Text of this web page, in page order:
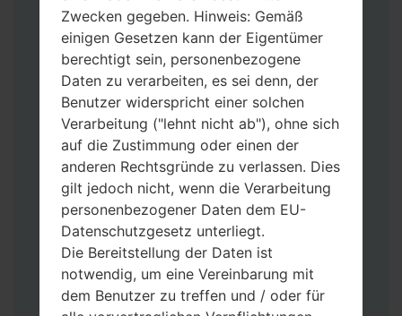
Halten Sie Lauter- und Leiser-Tasten
gedrückt. Schließen Sie das Telefon mit
einem USB-Kabel an den PC an.
Halten Sie die Power-, Lauter- und
Home-Tasten gedrückt.
Schließen Sie das USB-Kabel an und
halten Sie die Leiser- und Bixbi-Tasten
gedrückt.
Halten Sie die Power- und Lauter-
Tasten gedrückt.
Dann schließen Sie das Telefon an den PC
an, das Programm Odin erkennt Ihr Gerät
und „COM port number“ wird auf dem
Bildschirm angezeigt.
Zwecken gegeben. Hinweis: Gemäß
einigen Gesetzen kann der Eigentümer
berechtigt sein, personenbezogene
Daten zu verarbeiten, es sei denn, der
Benutzer widerspricht einer solchen
Verarbeitung ("lehnt nicht ab"), ohne sich
auf die Zustimmung oder einen der
anderen Rechtsgründe zu verlassen. Dies
gilt jedoch nicht, wenn die Verarbeitung
personenbezogener Daten dem EU-
Datenschutzgesetz unterliegt.
Die Bereitstellung der Daten ist
notwendig, um eine Vereinbarung mit
dem Benutzer zu treffen und / oder für